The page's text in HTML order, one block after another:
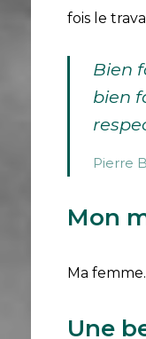
Accueil
fois le
Bien
bien
Pierre
Mon
Ma femme.
Une